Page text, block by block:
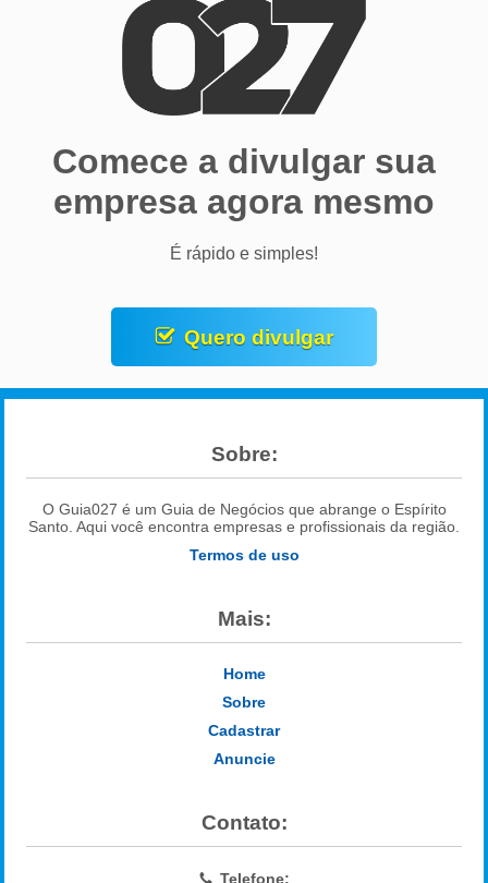
Comece a divulgar sua
empresa agora mesmo
É rápido e simples!
Quero divulgar
Sobre:
O Guia027 é um Guia de Negócios que abrange o Espírito
Santo. Aqui você encontra empresas e profissionais da região.
Termos de uso
Mais:
Home
Sobre
Cadastrar
Anuncie
Contato:
Telefone: